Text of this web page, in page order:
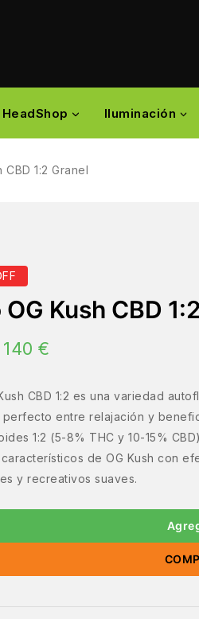
HeadShop Iluminación
CBD 1:2 Granel
Kush CBD
140 €
CBD 1:2 es una variedad
entre relajación y
1:2 (5-8% THC y 10-15%
de OG Kush con
y recreativos suaves.